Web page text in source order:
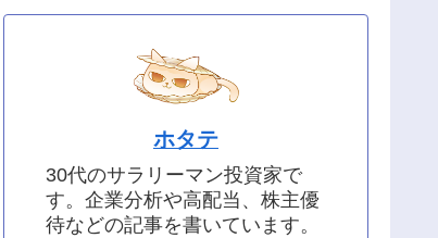
ホタテ
30代のサラリーマン投資家で
す。企業分析や高配当、株主優
待などの記事を書いています。